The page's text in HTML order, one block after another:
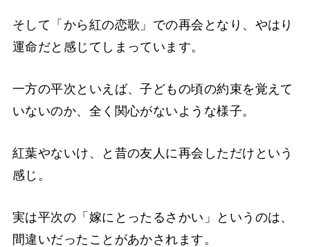
そして「から紅の恋歌」での再会となり、やはり
運命だと感じてしまっています。
一方の平次といえば、子どもの頃の約束を覚えて
いないのか、全く関心がないような様子。
紅葉やないけ、と昔の友人に再会しただけという
感じ。
実は平次の「嫁にとったるさかい」というのは、
間違いだったことがあかされます。